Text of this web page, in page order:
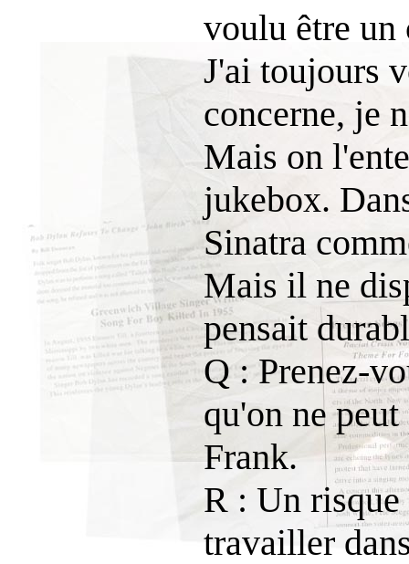
voulu être un
J'ai toujours
concerne, je
Mais on
jukebox.
Sinatra
Mais il ne
pensait
Q : Prenez-
qu'on ne
Frank.
R : Un risque
travailler